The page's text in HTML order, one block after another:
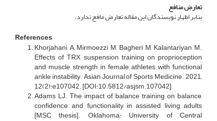
تعارض منافع
بنابر اظهار نویسندگان این مقاله تعارض مافع ندارد.
References
Khorjahani A, Mirmoezzi M, Bagheri M, Kalantariyan M.
Effects of TRX suspension training on proprioception
and muscle strength in female athletes with functional
ankle instability. Asian Journal of Sports Medicine. 2021;
12(2):e107042. [DOI:10.5812/asjsm.107042]
Adams LJ. The impact of balance training on balance,
confidence, and functionality in assisted living adults
[MSC thesis]. Oklahoma: University of Central